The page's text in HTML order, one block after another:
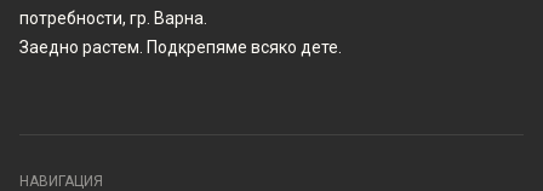
потребности, гр. Варна.
Заедно растем. Подкрепяме всяко дете.
НАВИГАЦИЯ